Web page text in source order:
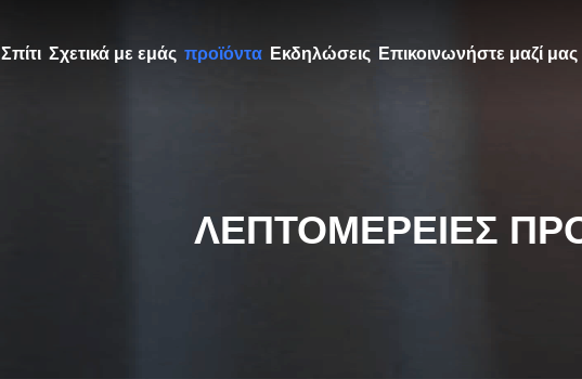
Σπίτι Σχετικά με εμάς προϊόντα Εκδηλώσεις Επικοινωνήστε μαζί μας
ΛΕΠΤΟΜΈΡΕΙΕΣ